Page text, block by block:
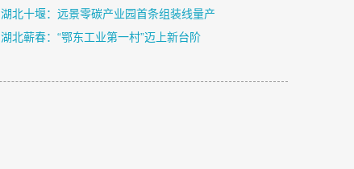
湖北十堰：远景零碳产业园首条组装线量产
湖北蕲春：“鄂东工业第一村”迈上新台阶